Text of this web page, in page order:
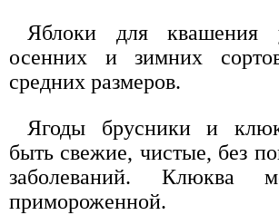
Яблоки для квашения
осенних и зимних
средних размеров.
Ягоды брусники и
быть свежие, чистые, без
заболеваний. Клюква
примороженной.